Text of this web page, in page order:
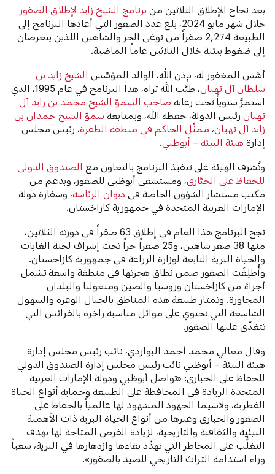
بعد نجاح الإطلاق الثلاثين من برنامج الشيخ زايد لإطلاق الصقور
خلال شهر مايو 2024، بلغ عدد الصقور التي أعادها البرنامج إلى
الطبيعة 2,274 صقراً من نوعَي الحر والشاهين اللذين يتعرضان
إلى ضغوط بيئية خلال الثلاثين عاماً الماضية.
أسَّس المغفور له، بإذن الله، الوالد المؤسِّس الشيخ زايد بن
سلطان آل نهيان
، طيَّب الله ثراه، هذا البرنامج في عام 1995، الذي
استمرَّ سنوياً تحت رعايةصاحب السموّ الشيخ محمد بن زايد آل
نهيانرئيس الدولة، حفظه الله، وبمتابعةسموّ الشيخ حمدان بن
زايد آل نهيان، ممثِّل الحاكم في منطقة الظفرة، رئيس مجلس
إدارةهيئة البيئة – أبوظبي .
وتُشرف الهيئة على تنفيذ البرنامج بالتعاون مع الصندوق الدولي
للحفاظ على الحبَّارى، ومستشفى أبوظبي للصقور، وبدعم من
مكتب مستشار الشؤون الخاصة في ديوان الرئاسة، وسفارة دولة
الإمارات العربية المتحدة في جمهورية كازاخستان.
نجح البرنامج هذا العام في إطلاق 63 صقراً في دورته الثلاثين،
منها 38 صقر شاهين، و25 صقراً حراً تحت إشراف لجنة الغابات
والحياة البرية التابعة لوزارة الزراعة في جمهورية كازاخستان.
وأُطلِقَت الصقور ضمن نطاق هجرتها في منطقة واسعة تشمل
أجزاءً من كازاخستان وروسيا والصين ومنغوليا والبلدان
المجاورة. وتمتاز طبيعة هذه المناطق بالجبال الوعرة والسهول
الشاسعة التي تحتوي على موائل مناسبة زاخرة بالفرائس التي
تتغذّى عليها الصقور.
وقال معالي محمد أحمد البواردي، نائب رئيس مجلس إدارة
هيئة البيئة – أبوظبي نائب رئيس مجلس إدارة الصندوق الدولي
للحفاظ على الحبارى: «تواصل أبوظبي ودولة الإمارات العربية
المتحدة الريادة في المحافظة على الطبيعة وحماية أنواع الحياة
الفطرية، ولاسيما الجهود المشهود لها عالمياً بالحفاظ على
الصقور والحبارى وغيرها من أنواع الحياة البرية ذات الأهمية
البيئية والثقافية والتاريخية، لزيادة الفرص المتاحة لها بهدف
التغلُّب على المخاطر التي تهدِّد بقاءها وازدهارها في البرية، سعياً
وراء استدامة التراث التاريخي للصيد بالصقور».